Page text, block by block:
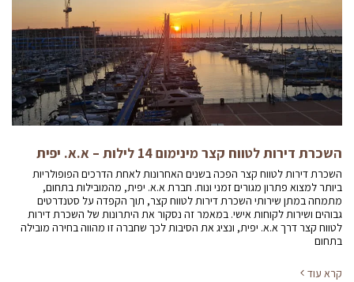
השכרת דירות לטווח קצר מינימום 14 לילות – א.א. יפית
השכרת דירות לטווח קצר הפכה בשנים האחרונות לאחת הדרכים הפופולריות
ביותר למצוא פתרון מגורים זמני ונוח. חברת א.א. יפית, מהמובילות בתחום,
מתמחה במתן שירותי השכרת דירות לטווח קצר, תוך הקפדה על סטנדרטים
גבוהים ושירות לקוחות אישי. במאמר זה נסקור את היתרונות של השכרת דירות
לטווח קצר דרך א.א. יפית, ונציג את הסיבות לכך שחברה זו מהווה בחירה מובילה
בתחום
קרא עוד